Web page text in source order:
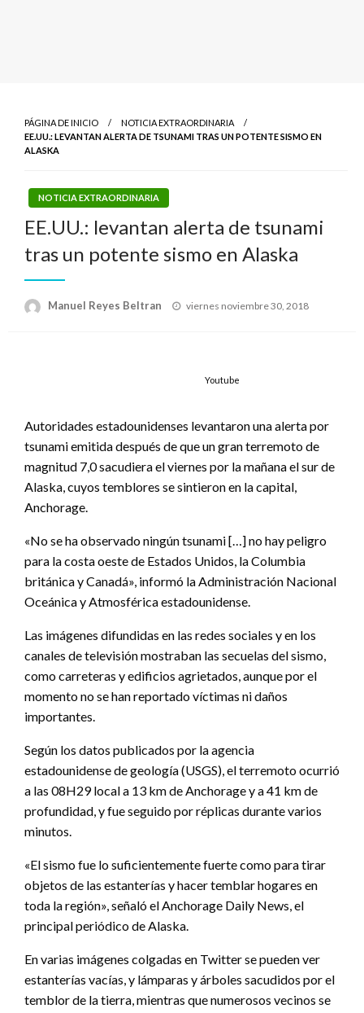
PÁGINA DE INICIO
NOTICIA EXTRAORDINARIA
EE.UU.: LEVANTAN ALERTA DE TSUNAMI TRAS UN POTENTE SISMO EN
ALASKA
NOTICIA EXTRAORDINARIA
EE.UU.: levantan alerta de tsunami
tras un potente sismo en Alaska
Manuel Reyes Beltran
Publicado
viernes noviembre 30, 2018
Youtube
Autoridades estadounidenses levantaron una alerta por
tsunami emitida después de que un gran terremoto de
magnitud 7,0 sacudiera el viernes por la mañana el sur de
Alaska, cuyos temblores se sintieron en la capital,
Anchorage.
«No se ha observado ningún tsunami […] no hay peligro
para la costa oeste de Estados Unidos, la Columbia
británica y Canadá», informó la Administración Nacional
Oceánica y Atmosférica estadounidense.
Las imágenes difundidas en las redes sociales y en los
canales de televisión mostraban las secuelas del sismo,
como carreteras y edificios agrietados, aunque por el
momento no se han reportado víctimas ni daños
importantes.
Según los datos publicados por la agencia
estadounidense de geología (USGS), el terremoto ocurrió
a las 08H29 local a 13 km de Anchorage y a 41 km de
profundidad, y fue seguido por réplicas durante varios
minutos.
«El sismo fue lo suficientemente fuerte como para tirar
objetos de las estanterías y hacer temblar hogares en
toda la región», señaló el Anchorage Daily News, el
principal periódico de Alaska.
En varias imágenes colgadas en Twitter se pueden ver
estanterías vacías, y lámparas y árboles sacudidos por el
temblor de la tierra, mientras que numerosos vecinos se